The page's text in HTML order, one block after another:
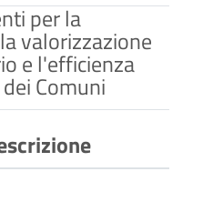
per la
valorizzazione
e l'efficienza
Comuni